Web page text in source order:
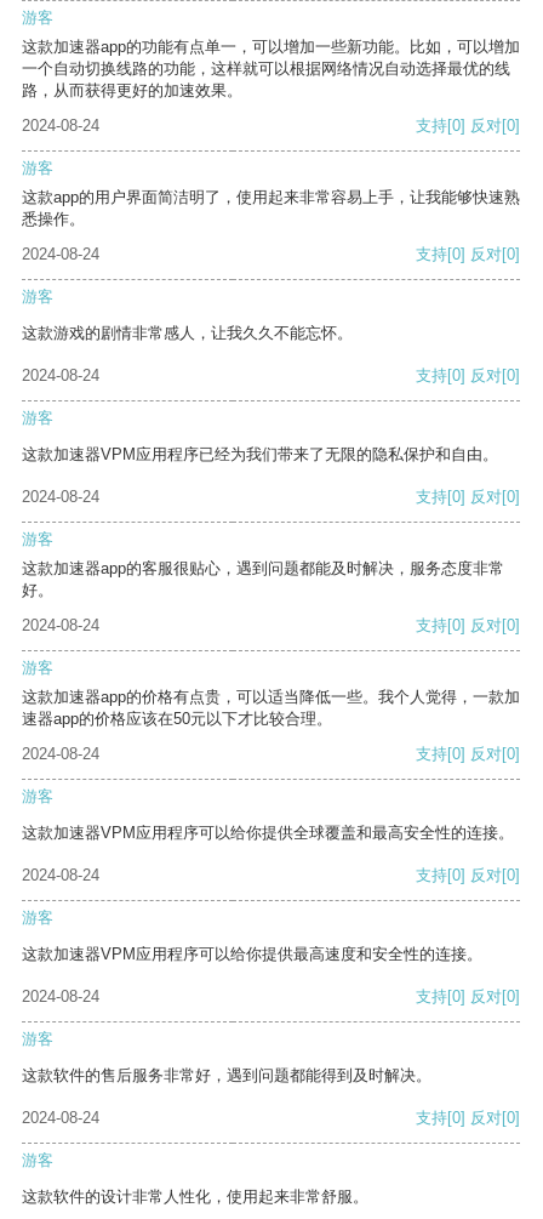
游客
这款加速器app的功能有点单一，可以增加一些新功能。比如，可以增加
一个自动切换线路的功能，这样就可以根据网络情况自动选择最优的线
路，从而获得更好的加速效果。
2024-08-24
支持[0] 反对[0]
游客
这款app的用户界面简洁明了，使用起来非常容易上手，让我能够快速熟
悉操作。
2024-08-24
支持[0] 反对[0]
游客
这款游戏的剧情非常感人，让我久久不能忘怀。
2024-08-24 支持[0] 反对[0]
游客
这款加速器VPM应用程序已经为我们带来了无限的隐私保护和自由。
2024-08-24 支持[0] 反对[0]
游客
这款加速器app的客服很贴心，遇到问题都能及时解决，服务态度非常
好。
2024-08-24
支持[0] 反对[0]
游客
这款加速器app的价格有点贵，可以适当降低一些。我个人觉得，一款加
速器app的价格应该在50元以下才比较合理。
2024-08-24
支持[0] 反对[0]
游客
这款加速器VPM应用程序可以给你提供全球覆盖和最高安全性的连接。
2024-08-24 支持[0] 反对[0]
游客
这款加速器VPM应用程序可以给你提供最高速度和安全性的连接。
2024-08-24 支持[0] 反对[0]
游客
这款软件的售后服务非常好，遇到问题都能得到及时解决。
2024-08-24 支持[0] 反对[0]
游客
这款软件的设计非常人性化，使用起来非常舒服。